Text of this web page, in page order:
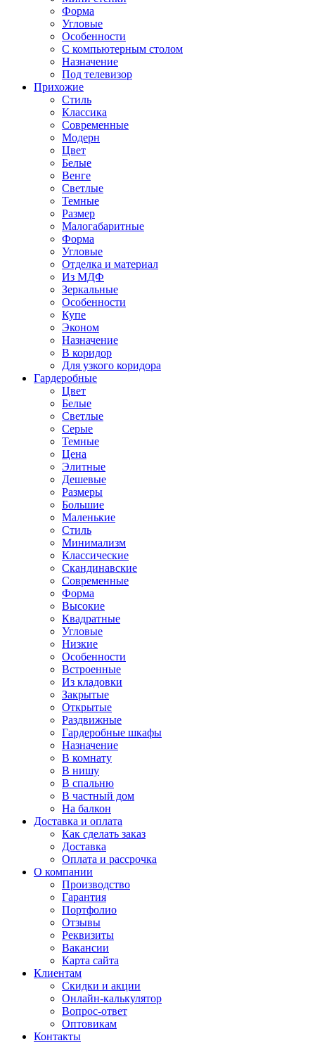
Форма
Угловые
Особенности
С компьютерным столом
Назначение
Под телевизор
Прихожие
Стиль
Классика
Современные
Модерн
Цвет
Белые
Венге
Светлые
Темные
Размер
Малогабаритные
Форма
Угловые
Отделка и материал
Из МДФ
Зеркальные
Особенности
Купе
Эконом
Назначение
В коридор
Для узкого коридора
Гардеробные
Цвет
Белые
Светлые
Серые
Темные
Цена
Элитные
Дешевые
Размеры
Большие
Маленькие
Стиль
Минимализм
Классические
Скандинавские
Современные
Форма
Высокие
Квадратные
Угловые
Низкие
Особенности
Встроенные
Из кладовки
Закрытые
Открытые
Раздвижные
Гардеробные шкафы
Назначение
В комнату
В нишу
В спальню
В частный дом
На балкон
Доставка и оплата
Как сделать заказ
Доставка
Оплата и рассрочка
О компании
Производство
Гарантия
Портфолио
Отзывы
Реквизиты
Вакансии
Карта сайта
Клиентам
Скидки и акции
Онлайн-калькулятор
Вопрос-ответ
Оптовикам
Контакты